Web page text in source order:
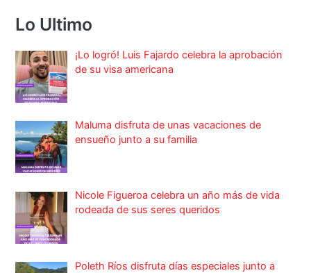
Lo Ultimo
¡Lo logró! Luis Fajardo celebra la aprobación
de su visa americana
Maluma disfruta de unas vacaciones de
ensueño junto a su familia
Nicole Figueroa celebra un año más de vida
rodeada de sus seres queridos
Poleth Ríos disfruta días especiales junto a